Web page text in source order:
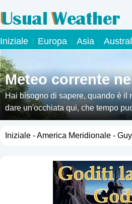
Iniziale Europa Asia
Meteo corrente
Hai bisogno di sapere, quando è il
dare un'occhiata qui, che tempo
Iniziale-America Meridionale-